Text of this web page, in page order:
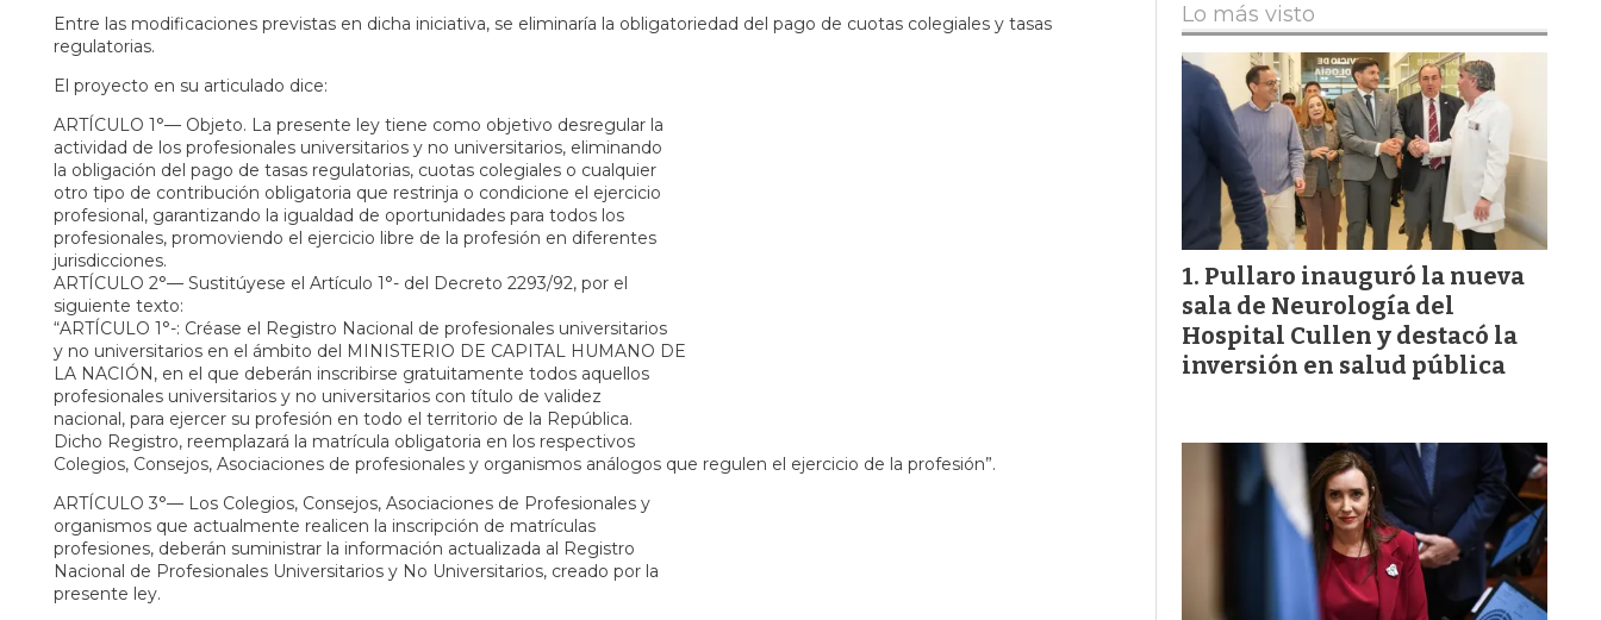
Entre las modificaciones previstas en dicha iniciativa, se eliminaría la obligatoriedad del pago de cuotas colegiales y tasas
regulatorias.
El proyecto en su articulado dice:
ARTÍCULO 1°— Objeto. La presente ley tiene como objetivo desregular la
actividad de los profesionales universitarios y no universitarios, eliminando
la obligación del pago de tasas regulatorias, cuotas colegiales o cualquier
otro tipo de contribución obligatoria que restrinja o condicione el ejercicio
profesional, garantizando la igualdad de oportunidades para todos los
profesionales, promoviendo el ejercicio libre de la profesión en diferentes
jurisdicciones.
ARTÍCULO 2°— Sustitúyese el Artículo 1°- del Decreto 2293/92, por el
siguiente texto:
“ARTÍCULO 1°-: Créase el Registro Nacional de profesionales universitarios
y no universitarios en el ámbito del MINISTERIO DE CAPITAL HUMANO DE
LA NACIÓN, en el que deberán inscribirse gratuitamente todos aquellos
profesionales universitarios y no universitarios con título de validez
nacional, para ejercer su profesión en todo el territorio de la República.
Dicho Registro, reemplazará la matrícula obligatoria en los respectivos
Colegios, Consejos, Asociaciones de profesionales y organismos análogos que regulen el ejercicio de la profesión”.
ARTÍCULO 3°— Los Colegios, Consejos, Asociaciones de Profesionales y
organismos que actualmente realicen la inscripción de matrículas
profesiones, deberán suministrar la información actualizada al Registro
Nacional de Profesionales Universitarios y No Universitarios, creado por la
presente ley.
Lo más visto
Pullaro inauguró la nueva
sala de Neurología del
Hospital Cullen y destacó la
inversión en salud pública